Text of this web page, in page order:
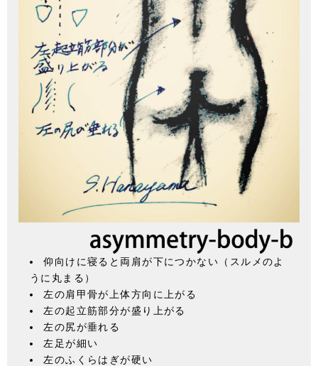
仰向けに寝ると両肩が下につかない（スルメのよ
うに丸まる）
左の肩甲骨が上体方向に上がる
左の起立筋部分が盛り上がる
左の尻が垂れる
左足が細い
左のふくらはぎが硬い